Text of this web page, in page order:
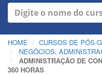
HOME
CURSOS DE PÓS-
NEGÓCIOS,
ADMINISTRAÇÃO DE
360 HORAS